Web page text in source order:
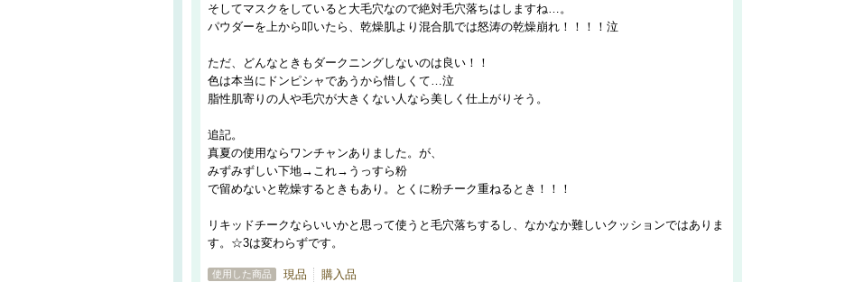
そしてマスクをしていると大毛穴なので絶対毛穴落ちはしますね…。
パウダーを上から叩いたら、乾燥肌より混合肌では怒涛の乾燥崩れ！！！！泣
ただ、どんなときもダークニングしないのは良い！！
色は本当にドンピシャであうから惜しくて…泣
脂性肌寄りの人や毛穴が大きくない人なら美しく仕上がりそう。
追記。
真夏の使用ならワンチャンありました。が、
みずみずしい下地→これ→うっすら粉
で留めないと乾燥するときもあり。とくに粉チーク重ねるとき！！！
リキッドチークならいいかと思って使うと毛穴落ちするし、なかなか難しいクッションではありま
す。☆3は変わらずです。
使用した商品 現品 購入品